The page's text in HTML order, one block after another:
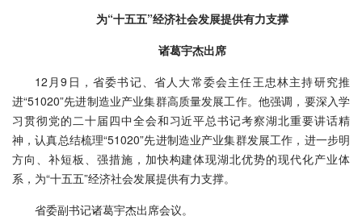
为“十五五”经济社会发展提供有力支撑
诸葛宇杰出席
12月9日，省委书记、省人大常委会主任王忠林主持研究推
进“51020”先进制造业产业集群高质量发展工作。他强调，要深入学
习贯彻党的二十届四中全会和习近平总书记考察湖北重要讲话精
神，认真总结梳理“51020”先进制造业产业集群发展工作，进一步明
方向、补短板、强措施，加快构建体现湖北优势的现代化产业体
系，为“十五五”经济社会发展提供有力支撑。
省委副书记诸葛宇杰出席会议。